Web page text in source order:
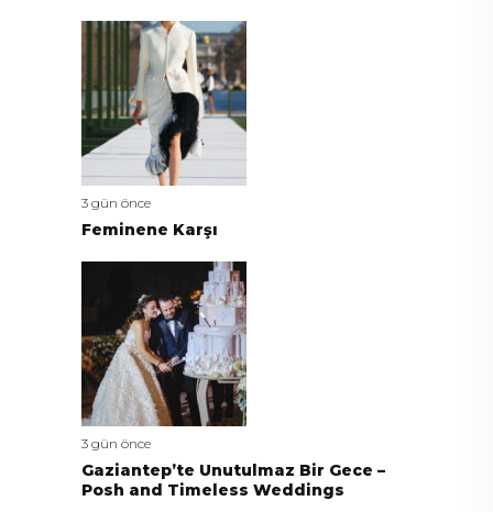
3 gün önce
Feminene Karşı
3 gün önce
Gaziantep’te Unutulmaz Bir Gece –
Posh and Timeless Weddings